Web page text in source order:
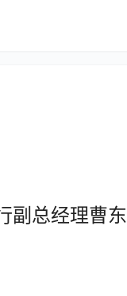
副总经理曹东